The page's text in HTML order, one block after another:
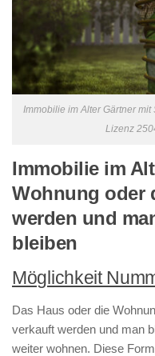
Immobilie im Alter Gärtner
Lizenz
Immobilie im
Wohnung oder
werden und
bleiben
Möglichkeit
Das Haus oder die
verkauft werden und man
weiter wohnen. Diese